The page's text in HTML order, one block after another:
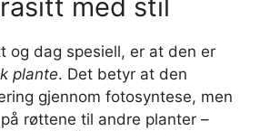
med stil
og dag spesiell, er at den er
plante. Det betyr at den
gjennom fotosyntese, men
røttene til andre planter –